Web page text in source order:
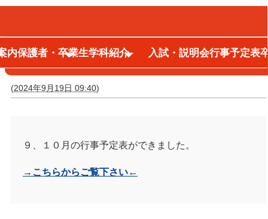
内保護者・卒業生学科紹介 入試・説明会行事予定表
９、１０月の行事予定表
(2024年9月19日 09:40)
９、１０月の行事予定表ができました。
→こちらからご覧下さい←